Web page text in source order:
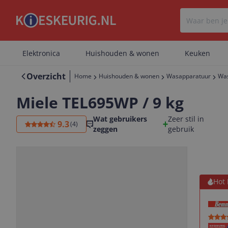
Elektronica Huishouden & wonen Keuken
Overzicht Home Huishouden & wonen Wasapparatuur
Miele TEL695WP / 9 kg
9.3(4)
Wat gebruikers
zeggen
Zeer stil in
gebruik
Hot
Bekijk